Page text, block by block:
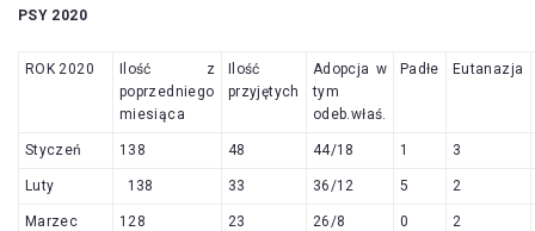
PSY 2020
ROK 2020
Ilość z
poprzedniego
miesiąca
Ilość
przyjętych
Adopcja w
tym
odeb.właś.
Padłe Eutanazja
Styczeń 138 48 44/18 1 3
Luty 138 33 36/12 5 2
Marzec 128 23 26/8 0 2